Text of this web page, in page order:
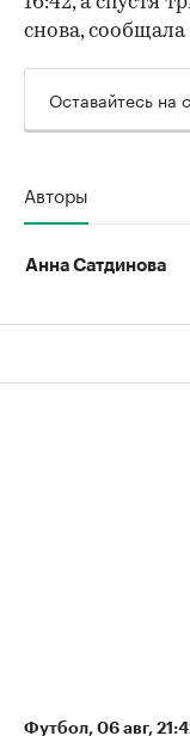
00:00
снова,
Оставайтесь на
Авторы
Анна Сатдинова
Футбол⁠, 06 авг,